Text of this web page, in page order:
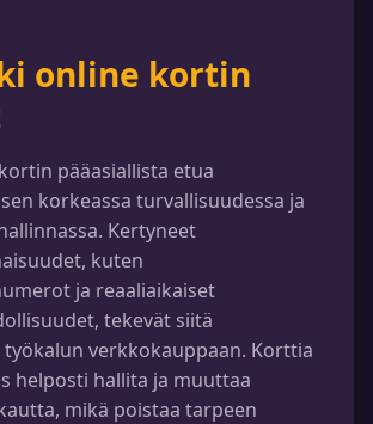
online kortin
pääasiallista etua
korkeassa turvallisuudessa ja
Kertyneet
kuten
ja reaaliaikaiset
tekevät siitä
verkkokauppaan. Korttia
helposti hallita ja muuttaa
mikä poistaa tarpeen